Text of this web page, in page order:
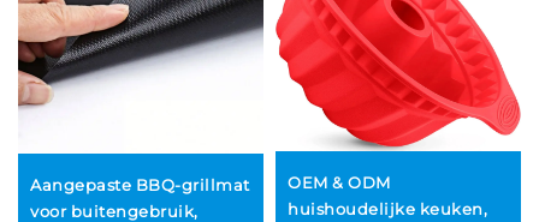
Aangepaste BBQ-grillmat
voor buitengebruik,
OEM & ODM
huishoudelijke keuken,